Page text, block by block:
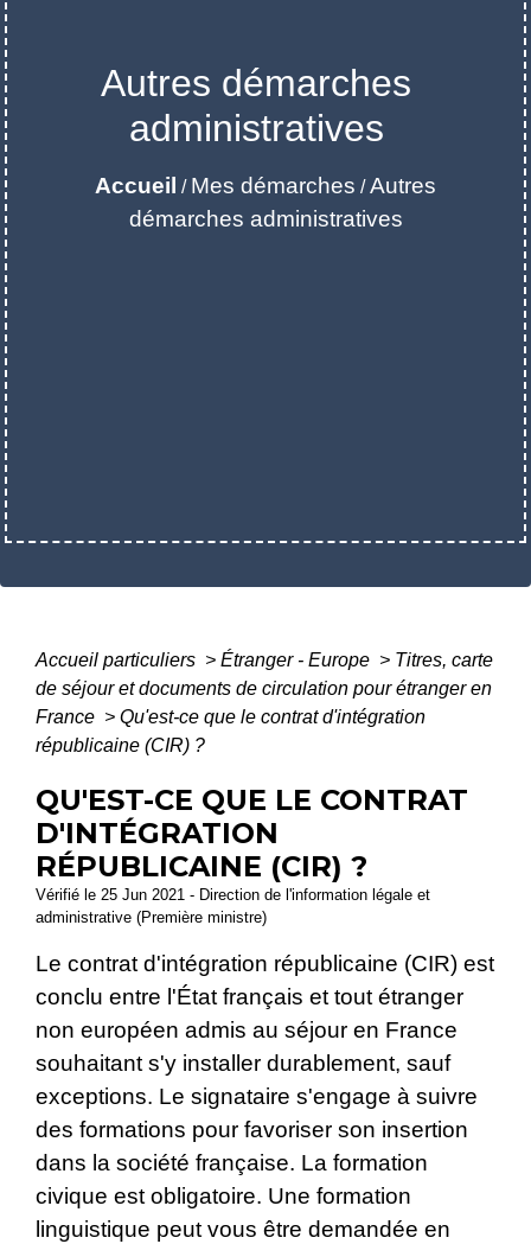
Autres démarches
administratives
Accueil / Mes démarches /Autres
démarches administratives
Accueil particuliers > Étranger - Europe > Titres, carte
de séjour et documents de circulation pour étranger en
France > Qu'est-ce que le contrat d'intégration
républicaine (CIR) ?
QU'EST-CE QUE LE CONTRAT
D'INTÉGRATION
RÉPUBLICAINE (CIR) ?
Vérifié le 25 Jun 2021 - Direction de l'information légale et
administrative (Première ministre)
Le contrat d'intégration républicaine (CIR) est
conclu entre l'État français et tout étranger
non européen admis au séjour en France
souhaitant s'y installer durablement, sauf
exceptions. Le signataire s'engage à suivre
des formations pour favoriser son insertion
dans la société française. La formation
civique est obligatoire. Une formation
linguistique peut vous être demandée en